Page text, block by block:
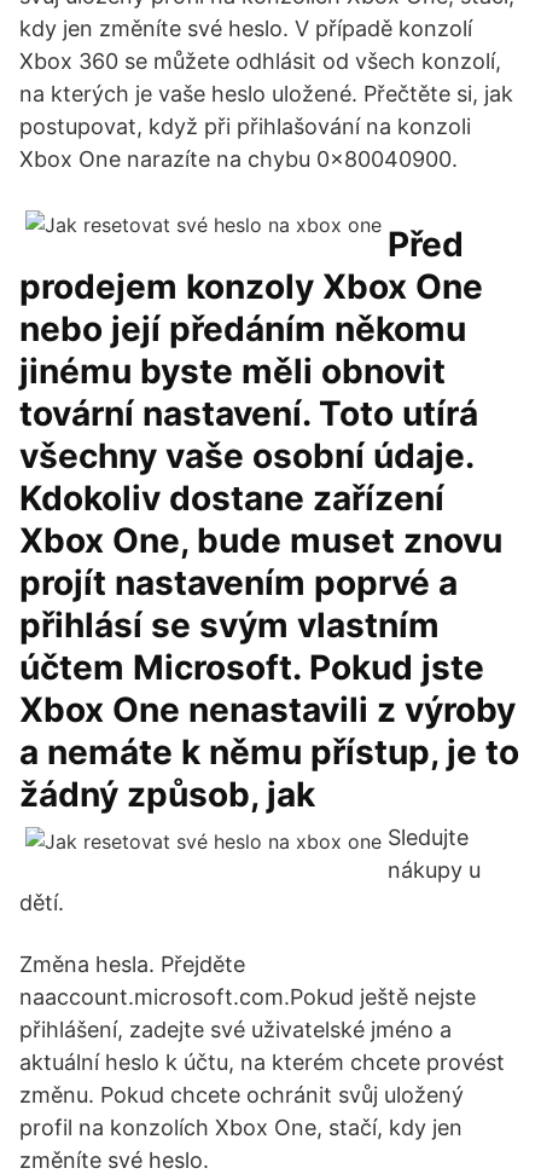
kdy jen změníte své heslo. V případě konzolí
Xbox 360 se můžete odhlásit od všech konzolí,
na kterých je vaše heslo uložené. Přečtěte si, jak
postupovat, když při přihlašování na konzoli
Xbox One narazíte na chybu 0x80040900.
Před
prodejem konzoly Xbox One
nebo její předáním někomu
jinému byste měli obnovit
tovární nastavení. Toto utírá
všechny vaše osobní údaje.
Kdokoliv dostane zařízení
Xbox One, bude muset znovu
projít nastavením poprvé a
přihlásí se svým vlastním
účtem Microsoft. Pokud jste
Xbox One nenastavili z výroby
a nemáte k němu přístup, je to
žádný způsob, jak
Sledujte
nákupy u
dětí.
Změna hesla. Přejděte
naaccount.microsoft.com.Pokud ještě nejste
přihlášení, zadejte své uživatelské jméno a
aktuální heslo k účtu, na kterém chcete provést
změnu. Pokud chcete ochránit svůj uložený
profil na konzolích Xbox One, stačí, kdy jen
změníte své heslo.